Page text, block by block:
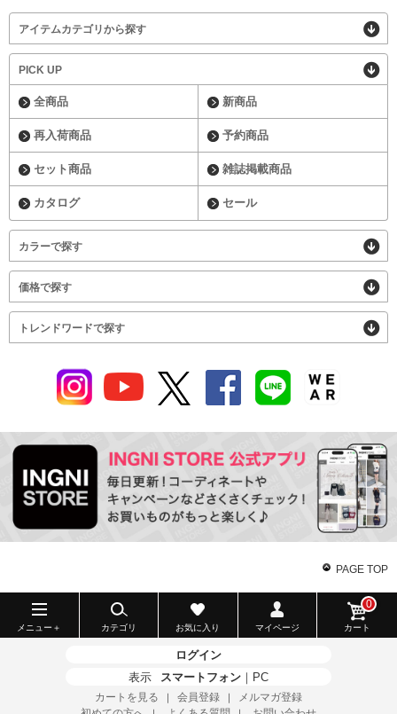
アイテムカテゴリから探す
PICK UP
全商品 新商品
再入荷商品 予約商品
セット商品 雑誌掲載商品
カタログ セール
カラーで探す
価格で探す
トレンドワードで探す
PAGE TOP
メニュー＋ カテゴリ お気に入り マイページ カート
0
ログイン
表示
スマートフォン ｜ PC
カートを見る 会員登録
メルマガ登録